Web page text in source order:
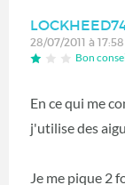
28/07/2011 à 17:58
Bon
En ce qui me
j'utilise des
Je me pique 2